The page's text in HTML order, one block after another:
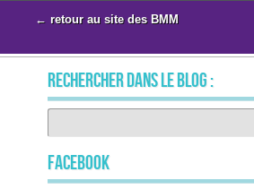
← retour au site des BMM
rechercher dans le blog :
Facebook